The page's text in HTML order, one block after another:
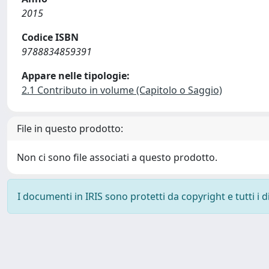
2015
Codice ISBN
9788834859391
Appare nelle tipologie:
2.1 Contributo in volume (Capitolo o Saggio)
File in questo prodotto:
Non ci sono file associati a questo prodotto.
I documenti in IRIS sono protetti da copyright e tutti i